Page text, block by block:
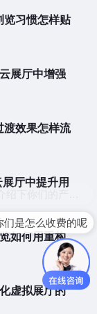
览习惯怎样贴
展厅中增强
渡效果怎样流
厅中提升用
如何用重构
虚拟展厅的
们是怎么收费的呢